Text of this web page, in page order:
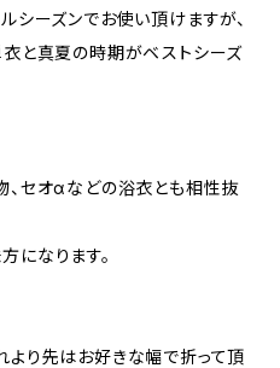
シーズンでお使い頂けますが、
衣と真夏の時期がベストシーズ
、セオαなどの浴衣とも相性抜
になります。
より先はお好きな幅で折って頂